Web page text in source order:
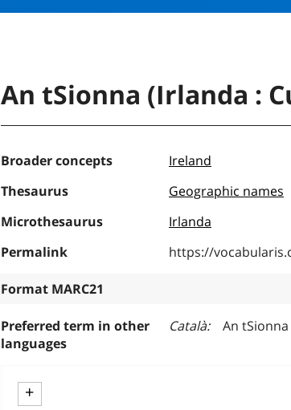
An tSionna (Irlanda :
Broader concepts
Ireland
Thesaurus
Geographic names
Microthesaurus
Irlanda
Permalink
https://
Format MARC21
Preferred term in other
languages
Català An
+